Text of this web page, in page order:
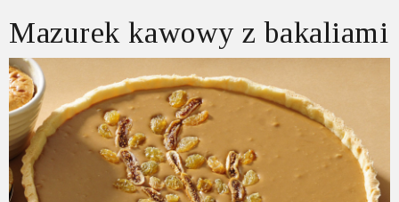
Mazurek kawowy z bakaliami